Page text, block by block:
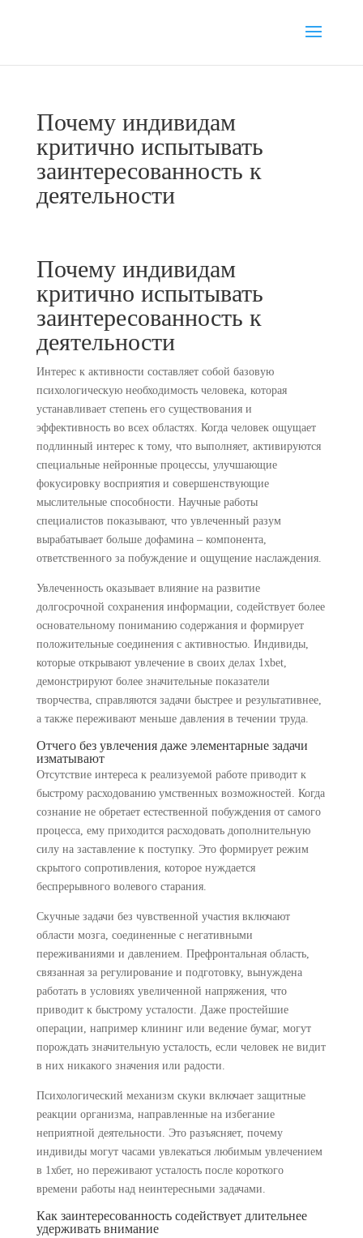
Почему индивидам
критично испытывать
заинтересованность к
деятельности
Почему индивидам
критично испытывать
заинтересованность к
деятельности
Интерес к активности составляет собой базовую
психологическую необходимость человека, которая
устанавливает степень его существования и
эффективность во всех областях. Когда человек ощущает
подлинный интерес к тому, что выполняет, активируются
специальные нейронные процессы, улучшающие
фокусировку восприятия и совершенствующие
мыслительные способности. Научные работы
специалистов показывают, что увлеченный разум
вырабатывает больше дофамина – компонента,
ответственного за побуждение и ощущение наслаждения.
Увлеченность оказывает влияние на развитие
долгосрочной сохранения информации, содействует более
основательному пониманию содержания и формирует
положительные соединения с активностью. Индивиды,
которые открывают увлечение в своих делах 1xbet,
демонстрируют более значительные показатели
творчества, справляются задачи быстрее и результативнее,
а также переживают меньше давления в течении труда.
Отчего без увлечения даже элементарные задачи
изматывают
Отсутствие интереса к реализуемой работе приводит к
быстрому расходованию умственных возможностей. Когда
сознание не обретает естественной побуждения от самого
процесса, ему приходится расходовать дополнительную
силу на заставление к поступку. Это формирует режим
скрытого сопротивления, которое нуждается
беспрерывного волевого старания.
Скучные задачи без чувственной участия включают
области мозга, соединенные с негативными
переживаниями и давлением. Префронтальная область,
связанная за регулирование и подготовку, вынуждена
работать в условиях увеличенной напряжения, что
приводит к быстрому усталости. Даже простейшие
операции, например клининг или ведение бумаг, могут
порождать значительную усталость, если человек не видит
в них никакого значения или радости.
Психологический механизм скуки включает защитные
реакции организма, направленные на избегание
неприятной деятельности. Это разъясняет, почему
индивиды могут часами увлекаться любимым увлечением
в 1хбет, но переживают усталость после короткого
времени работы над неинтересными задачами.
Как заинтересованность содействует длительнее
удерживать внимание